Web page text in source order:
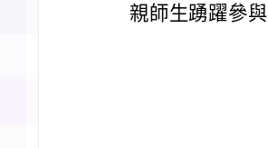
親師生踴躍參與